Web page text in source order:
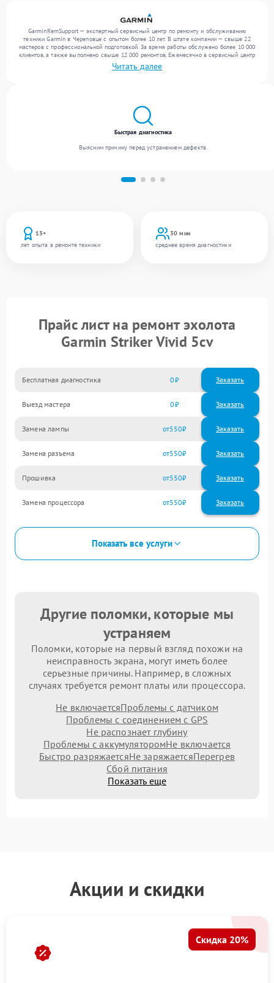
GarminRemSupport — экспертный сервисный центр по ремонту и обслуживанию
техники Garmin в Череповце с опытом более 10 лет. В штате компании — свыше 22
мастеров с профессиональной подготовкой. За время работы обслужено более 10 000
клиентов, а также выполнено свыше 12 000 ремонтов. Ежемесячно в сервисный центр
поступает свыше 300 единиц техники, включая , , . Мы выполняем ремонт различного
уровня сложности и гарантируем высокое качество обслуживания благодаря опыту
Читать далее
13+
лет опыта в ремонте техники
30 мин
среднее время диагностики
Быстрая диагностика
Выясним причину перед устранением дефекта.
Прайс лист на ремонт эхолота
Garmin Striker Vivid 5cv
Бесплатная диагностика 0 Заказать
Выезд мастера 0 Заказать
Замена лампы 550
Замена разъема 550
Прошивка 550
Замена процессора 550
Показать все услуги
Другие поломки, которые мы
устраняем
Поломки, которые на первый взгляд похожи на
неисправность экрана, могут иметь более
серьезные причины. Например, в сложных
случаях требуется ремонт платы или процессора.
Не включаетсяПроблемы с датчиком
Проблемы с соединением с GPS
Не распознает глубину
Проблемы с аккумуляторомНе включается
Быстро разряжаетсяНе заряжаетсяПерегрев
Сбой питания
Показать еще
Акции и скидки
Скидка 20%